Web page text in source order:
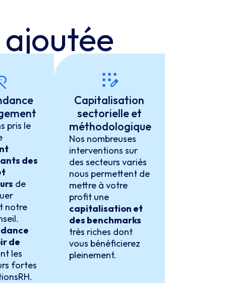
ajoutée
pris le
des
de
notre
de
les
fortes
Capitalisation
sectorielle et
méthodologique
Nos nombreuses
interventions sur
des secteurs variés
nous permettent de
mettre à votre
profit une
capitalisation et
des benchmarks
très riches dont
vous bénéficierez
pleinement.